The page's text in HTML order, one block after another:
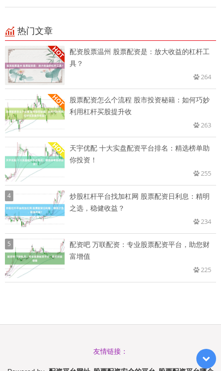
热门文章
配资股票温州 股票配资是：放大收益的杠杆工
具？
264
股票配资怎么个流程 股市投资秘籍：如何巧妙
利用杠杆买股提升收
263
天宇优配 十大实盘配资平台排名：精选榜单助
你投资！
255
4
炒股杠杆平台找加杠网 股票配资日利息：精明
之选，稳健收益？
234
5
配资吧 万联配资：专业股票配资平台，助您财
富增值
225
友情链接：